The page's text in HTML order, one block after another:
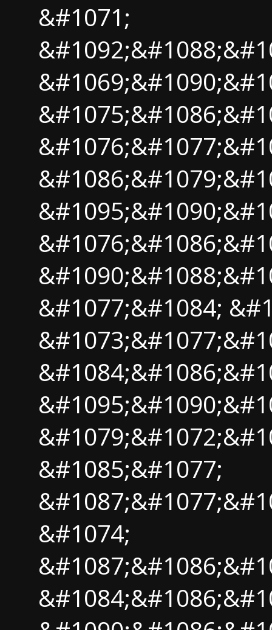
&#1071;
&#1077;&#1084;
&#1085;&#1077;
&#1074;